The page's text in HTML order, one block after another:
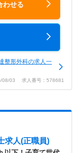
わせる
整形外科の求人一
08/03 求人番号：578681
求人(正職員)